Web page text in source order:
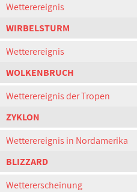
Wetterereignis
WIRBELSTURM
Wetterereignis
WOLKENBRUCH
Wetterereignis der Tropen
ZYKLON
Wetterereignis in Nordamerika
BLIZZARD
Wettererscheinung